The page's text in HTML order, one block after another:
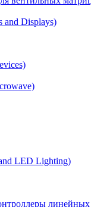
and Displays)
LED Lighting)
линейных